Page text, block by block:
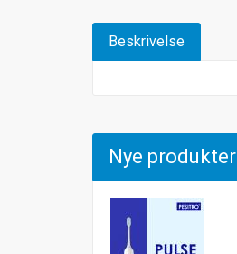
Beskrivelse
Nye produkter